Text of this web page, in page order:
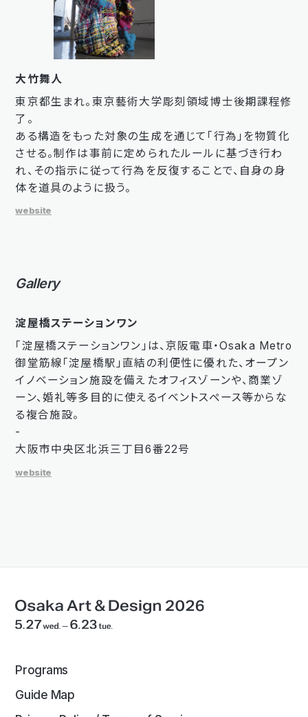
大竹舞人
東京都生まれ。東京藝術大学彫刻領域博士後期課程修
了。
ある構造をもった対象の生成を通じて「行為」を物質化
させる。制作は事前に定められたルールに基づき行わ
れ、その指示に従って行為を反復することで、自身の身
体を道具のように扱う。
website
Gallery
淀屋橋ステーションワン
「淀屋橋ステーションワン」は、京阪電車・Osaka Metro
御堂筋線「淀屋橋駅」直結の利便性に優れた、オープン
イノベーション施設を備えたオフィスゾーンや、商業ゾ
ーン、婚礼等多目的に使えるイベントスペース等からな
る複合施設。
-
大阪市中央区北浜三丁目6番22号
website
Programs
Guide Map